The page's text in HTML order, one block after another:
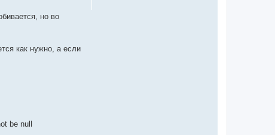
но во
как нужно, а если
be null